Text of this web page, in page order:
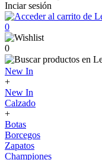
Inciar sesión
0
0
New In
+
New In
Calzado
+
Botas
Borcegos
Zapatos
Championes